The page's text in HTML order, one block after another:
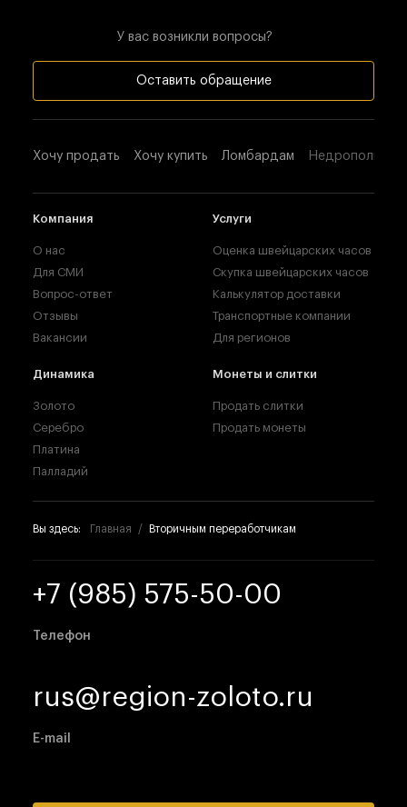
У вас возникли вопросы?
Оставить обращение
Хочу продать Хочу купить Ломбардам
Компания
О нас
Для СМИ
Вопрос-ответ
Отзывы
Вакансии
Услуги
Оценка швейцарских часов
Скупка швейцарских часов
Калькулятор доставки
Транспортные компании
Для регионов
Динамика
Золото
Серебро
Платина
Палладий
Монеты и слитки
Продать слитки
Продать монеты
Вы здесь: Главная Вторичным переработчикам
+7 (985) 575-50-00
Телефон
rus@region-zoloto.ru
E-mail